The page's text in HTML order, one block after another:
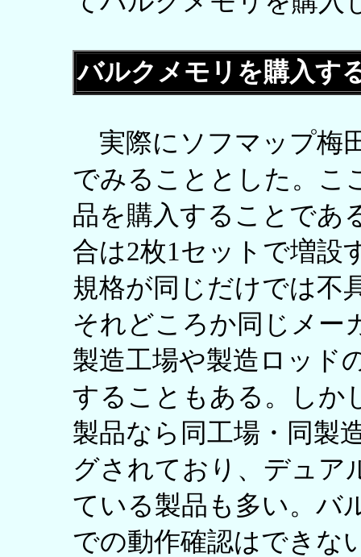
バルクメモリを購入す
実際にソフマップ梅
でみることとした。こ
品を購入することであ
合は2枚1セットで増設
規格が同じだけでは不
それどころか同じメー
製造工場や製造ロッド
することもある。しか
製品なら同工場・同製
グされており、デュア
ている製品も多い。バ
での動作確認はできな